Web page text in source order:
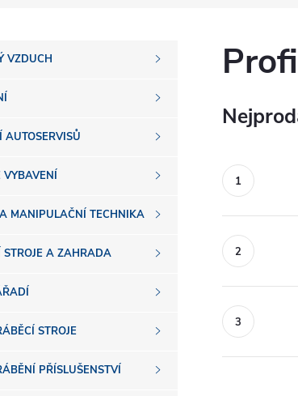
VZDUCH
AUTOSERVISŮ
VYBAVENÍ
MANIPULAČNÍ TECHNIKA
STROJE A ZAHRADA
STROJE
PŘÍSLUŠENSTVÍ